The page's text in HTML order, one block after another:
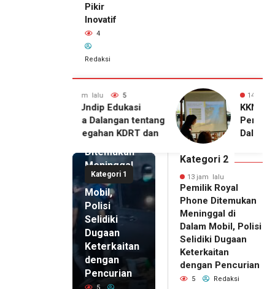
Pikir
Inovatif
4
Redaksi
14 jam lalu 4
KKN Undip Bekali
Pengelola BUMDes
Dalangan dengan Pola
Pikir Inovatif
Kategori 1
13 jam lalu
Pemilik
Royal
Phone
Ditemukan
Meninggal
di Dalam
Mobil,
Polisi
Selidiki
Dugaan
Keterkaitan
dengan
Pencurian
Kategori 2
13 jam lalu
Pemilik Royal
Phone Ditemukan
Meninggal di
Dalam Mobil, Polisi
Selidiki Dugaan
Keterkaitan
dengan Pencurian
5 Redaksi